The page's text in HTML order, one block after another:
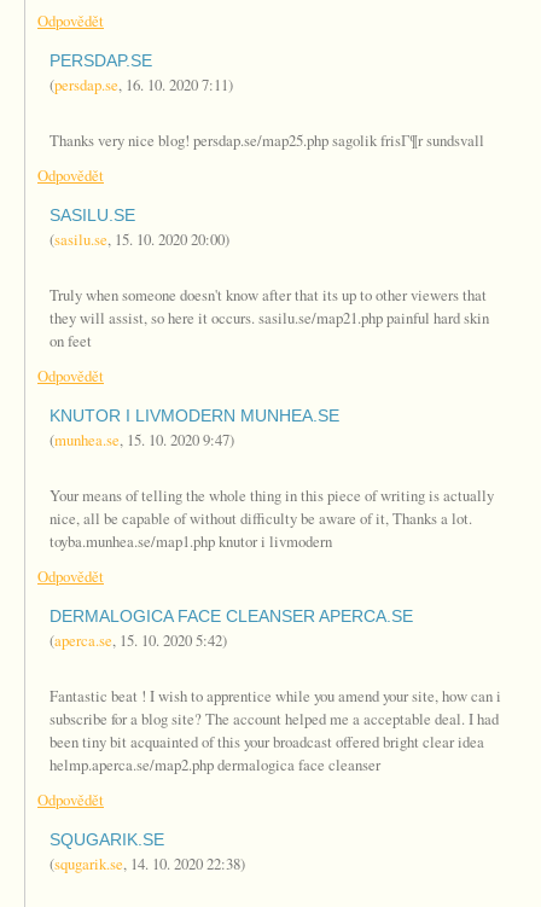
Odpovědět
PERSDAP.SE
(persdap.se, 16. 10. 20207:11)
Thanks very nice blog! persdap.se/map25.php sagolik frisГ¶r sundsvall
Odpovědět
SASILU.SE
(sasilu.se, 15. 10. 202020:00)
Truly when someone doesn't know after that its up to other viewers that
they will assist, so here it occurs. sasilu.se/map21.php painful hard skin
on feet
Odpovědět
KNUTOR I LIVMODERN MUNHEA.SE
(munhea.se, 15. 10. 20209:47)
Your means of telling the whole thing in this piece of writing is actually
nice, all be capable of without difficulty be aware of it, Thanks a lot.
toyba.munhea.se/map1.php knutor i livmodern
Odpovědět
DERMALOGICA FACE CLEANSER APERCA.SE
(aperca.se, 15. 10. 20205:42)
Fantastic beat ! I wish to apprentice while you amend your site, how can i
subscribe for a blog site? The account helped me a acceptable deal. I had
been tiny bit acquainted of this your broadcast offered bright clear idea
helmp.aperca.se/map2.php dermalogica face cleanser
Odpovědět
SQUGARIK.SE
(squgarik.se, 14. 10. 202022:38)